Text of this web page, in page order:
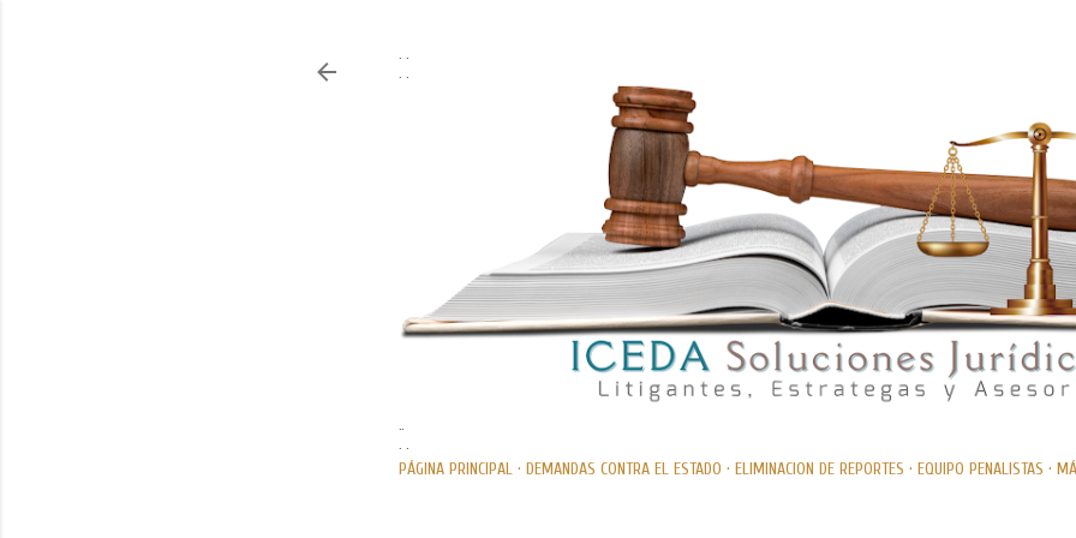
..
. .
PÁGINA PRINCIPAL DEMANDAS CONTRA EL ESTADO ELIMINACION DE REPORTES EQUIPO PENALISTAS